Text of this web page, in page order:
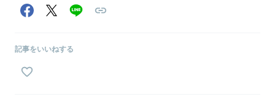
記事をいいねする